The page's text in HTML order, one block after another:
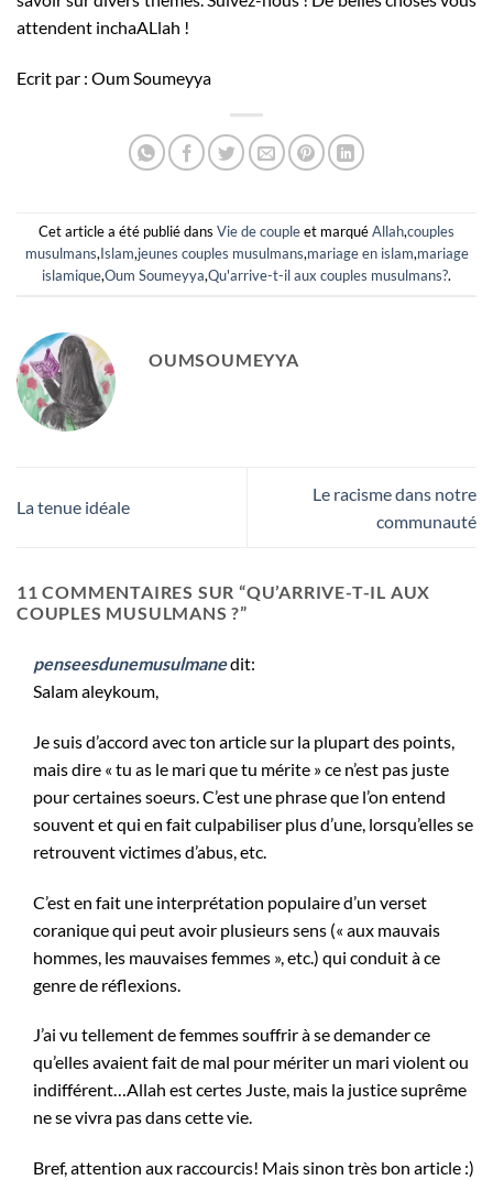
attendent inchaALlah !
Ecrit par : Oum Soumeyya
Cet article a été publié dans Vie de coupleet marquéAllah,couples
musulmans,Islam,jeunes couples musulmans,mariage en islam,mariage
islamique,Oum Soumeyya,Qu'arrive-t-il aux couples musulmans?.
OUMSOUMEYYA
La tenue idéale
Le racisme dans notre
communauté
11 COMMENTAIRES SUR “QU’ARRIVE-T-IL AUX
COUPLES MUSULMANS ?”
penseesdunemusulmanedit:
Salam aleykoum,
Je suis d’accord avec ton article sur la plupart des points,
mais dire « tu as le mari que tu mérite » ce n’est pas juste
pour certaines soeurs. C’est une phrase que l’on entend
souvent et qui en fait culpabiliser plus d’une, lorsqu’elles se
retrouvent victimes d’abus, etc.
C’est en fait une interprétation populaire d’un verset
coranique qui peut avoir plusieurs sens (« aux mauvais
hommes, les mauvaises femmes », etc.) qui conduit à ce
genre de réflexions.
J’ai vu tellement de femmes souffrir à se demander ce
qu’elles avaient fait de mal pour mériter un mari violent ou
indifférent…Allah est certes Juste, mais la justice suprême
ne se vivra pas dans cette vie.
Bref, attention aux raccourcis! Mais sinon très bon article :)